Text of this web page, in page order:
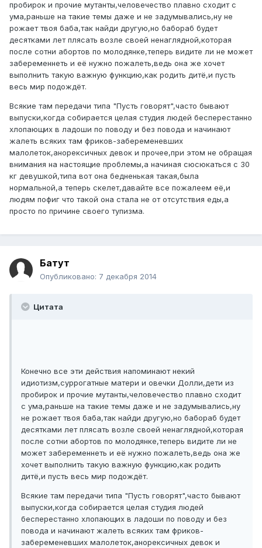
пробирок и прочие мутанты,человечество плавно сходит с
ума,раньше на такие темы даже и не задумывались,ну не
рожает твоя баба,так найди другую,но бабораб будет
десятками лет плясать возле своей ненаглядной,которая
после сотни абортов по молодянке,теперь видите ли не может
забеременнеть и её нужно пожалеть,ведь она же хочет
выполнить такую важную функцию,как родить дитё,и пусть
весь мир подождёт.
Всякие там передачи типа "Пусть говорят",часто бывают
выпуски,когда собирается целая студия людей бесперестанно
хлопающих в ладоши по поводу и без повода и начинают
жалеть всяких там фриков-забеременевших
малолеток,анорексичных девок и прочее,при этом не обращая
внимания на настоящие проблемы,а начиная сюсюкаться с 30
кг девушкой,типа вот она бедненькая такая,была
нормальной,а теперь скелет,давайте все пожалеем её,и
людям пофиг что такой она стала не от отсутствия еды,а
просто по причине своего тупизма.
Батут
Опубликовано: 7 декабря 2014
Цитата
Конечно все эти действия напоминают некий
идиотизм,суррогатные матери и овечки Долли,дети из
пробирок и прочие мутанты,человечество плавно сходит
с ума,раньше на такие темы даже и не задумывались,ну
не рожает твоя баба,так найди другую,но бабораб будет
десятками лет плясать возле своей ненаглядной,которая
после сотни абортов по молодянке,теперь видите ли не
может забеременнеть и её нужно пожалеть,ведь она же
хочет выполнить такую важную функцию,как родить
дитё,и пусть весь мир подождёт.
Всякие там передачи типа "Пусть говорят",часто бывают
выпуски,когда собирается целая студия людей
бесперестанно хлопающих в ладоши по поводу и без
повода и начинают жалеть всяких там фриков-
забеременевших малолеток,анорексичных девок и